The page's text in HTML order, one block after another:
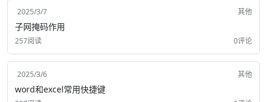
2025/3/7 其他
子网掩码作用
257阅读 0评论
2025/3/6 其他
word和excel常用快捷键